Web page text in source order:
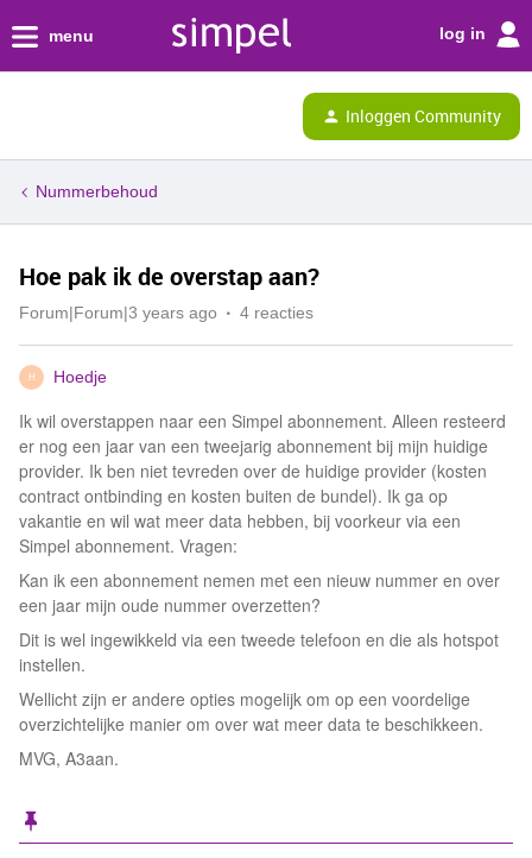
menu log in
Inloggen Community
Nummerbehoud
Hoe pak ik de overstap aan?
Forum|Forum|3 years ago 4 reacties
H Hoedje
Ik wil overstappen naar een Simpel abonnement. Alleen resteerd
er nog een jaar van een tweejarig abonnement bij mijn huidige
provider. Ik ben niet tevreden over de huidige provider (kosten
contract ontbinding en kosten buiten de bundel). Ik ga op
vakantie en wil wat meer data hebben, bij voorkeur via een
Simpel abonnement. Vragen:
Kan ik een abonnement nemen met een nieuw nummer en over
een jaar mijn oude nummer overzetten?
Dit is wel ingewikkeld via een tweede telefoon en die als hotspot
instellen.
Wellicht zijn er andere opties mogelijk om op een voordelige
overzichtelijke manier om over wat meer data te beschikkeen.
MVG, A3aan.